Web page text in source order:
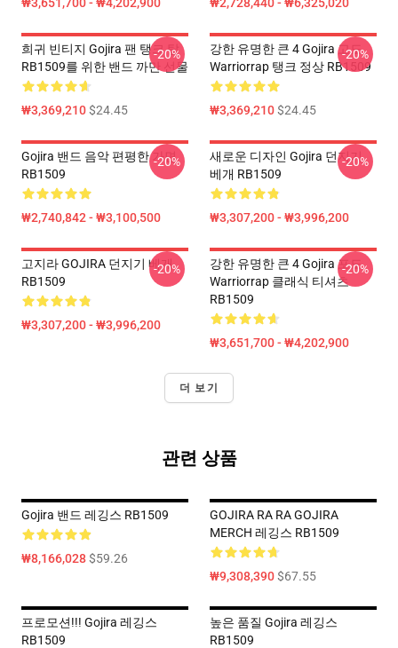
희귀 빈티지 Gojira 팬 탱크 탑
RB1509를 위한 밴드 까만 선물
₩3,369,210$24.45
-20%
강한 유명한 큰 4 Gojira 고도
Warriorrap 탱크 정상 RB1509
₩3,369,210$24.45
-20%
Gojira 밴드 음악 편평한 가면
RB1509
₩2,740,842 - ₩3,100,500
-20%
새로운 디자인 Gojira 던지기
베개 RB1509
₩3,307,200 - ₩3,996,200
-20%
고지라 GOJIRA 던지기 베개
RB1509
₩3,307,200 - ₩3,996,200
-20%
강한 유명한 큰 4 Gojira 포도
Warriorrap 클래식 티셔츠
RB1509
₩3,651,700 - ₩4,202,900
-20%
더 보기
관련 상품
Gojira 밴드 레깅스 RB1509
₩8,166,028$59.26
GOJIRA RA RA GOJIRA
MERCH 레깅스 RB1509
₩9,308,390$67.55
프로모션!!! Gojira 레깅스
RB1509
높은 품질 Gojira 레깅스
RB1509